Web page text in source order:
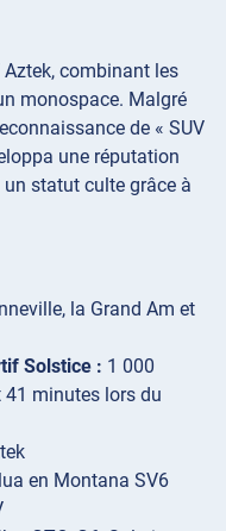
combinant les
monospace. Malgré
de « SUV
une réputation
statut culte grâce à
la Grand Am et
Solstice : 1 000
41 minutes lors du
en Montana SV6